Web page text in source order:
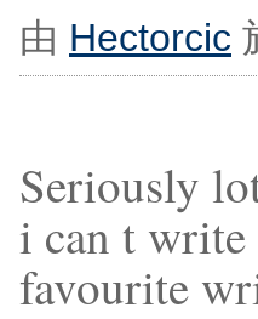
由 Hectorcic
Seriously
i can t write
favourite